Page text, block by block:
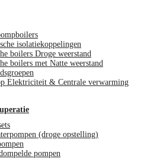
isolatiekoppelingen
boilers Droge weerstand
boilers met Natte weerstand
Elektriciteit & Centrale verwarming
(droge opstelling)
pompen